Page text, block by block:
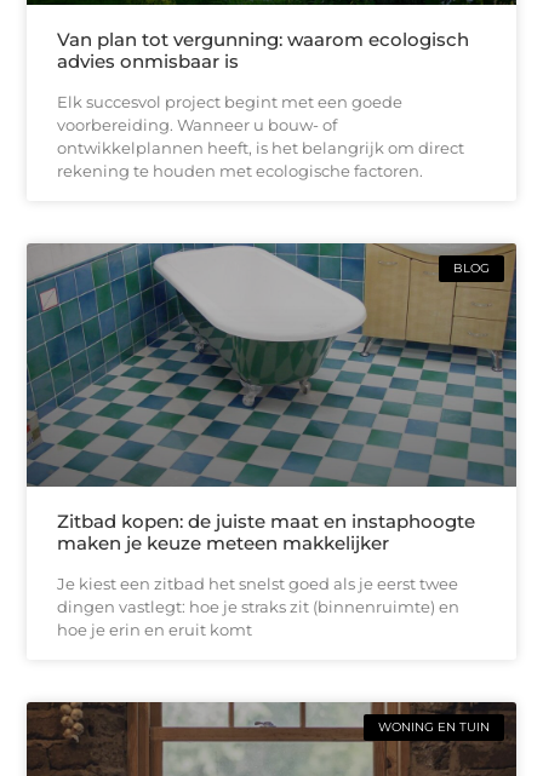
Van plan tot vergunning: waarom ecologisch
advies onmisbaar is
Elk succesvol project begint met een goede
voorbereiding. Wanneer u bouw- of
ontwikkelplannen heeft, is het belangrijk om direct
rekening te houden met ecologische factoren.
BLOG
Zitbad kopen: de juiste maat en instaphoogte
maken je keuze meteen makkelijker
Je kiest een zitbad het snelst goed als je eerst twee
dingen vastlegt: hoe je straks zit (binnenruimte) en
hoe je erin en eruit komt
WONING EN TUIN